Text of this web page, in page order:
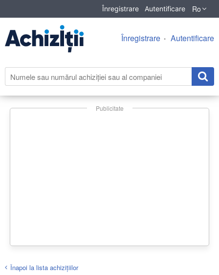
Înregistrare Autentificare Ro
Înregistrare Autentificare
Publicitate
Înapoi la lista achiziţiilor